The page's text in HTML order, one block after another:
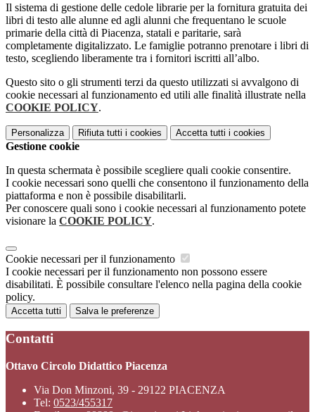
Il sistema di gestione delle cedole librarie per la fornitura gratuita dei
libri di testo alle alunne ed agli alunni che frequentano le scuole
primarie della città di Piacenza, statali e paritarie, sarà
completamente digitalizzato. Le famiglie potranno prenotare i libri di
testo, scegliendo liberamente tra i fornitori iscritti all’albo.
Questo sito o gli strumenti terzi da questo utilizzati si avvalgono di
cookie necessari al funzionamento ed utili alle finalità illustrate nella
COOKIE POLICY.
Personalizza Rifiuta tutti i cookies Accetta tutti i cookies
Gestione cookie
In questa schermata è possibile scegliere quali cookie consentire.
I cookie necessari sono quelli che consentono il funzionamento della
piattaforma e non è possibile disabilitarli.
Per conoscere quali sono i cookie necessari al funzionamento potete
visionare la COOKIE POLICY.
Cookie necessari per il funzionamento
I cookie necessari per il funzionamento non possono essere
disabilitati. È possibile consultare l'elenco nella pagina della cookie
policy.
Accetta tutti Salva le preferenze
Contatti
Ottavo Circolo Didattico Piacenza
Via Don Minzoni, 39 - 29122 PIACENZA
Tel: 0523/455317